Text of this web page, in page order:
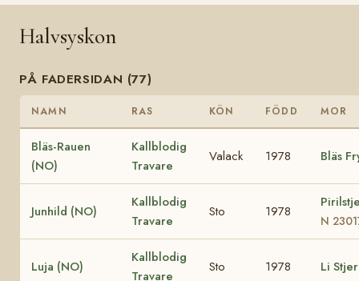
Halvsyskon
PÅ FADERSIDAN (77)
NAMN RAS KÖN FÖDD MOR
Bläs-Rauen
(NO)
Kallblodig
Travare
Valack 1978 Bläs
Junhild (NO)
Kallblodig
Travare
Sto 1978
N
Luja (NO)
Kallblodig
Travare
Sto 1978 Li